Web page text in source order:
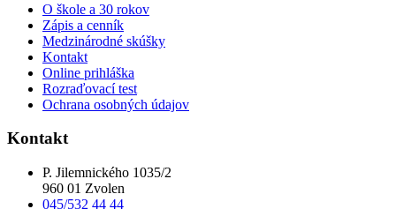
O škole a 30 rokov
Zápis a cenník
Medzinárodné skúšky
Kontakt
Online prihláška
Rozraďovací test
Ochrana osobných údajov
Kontakt
P. Jilemnického 1035/2
960 01 Zvolen
045/532 44 44